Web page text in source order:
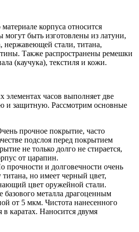
корпуса относится
могут быть изготовлены из латуни,
нержавеющей стали, титана,
Также распространены ремешки
(каучука), текстиля и кожи.
элементах часов выполняет две
и защитную. Рассмотрим основные
прочное покрытие, часто
подслоя перед покрытием
не только долго не стирается,
от царапин.
прочности и долговечности очень
но имеет черный цвет,
цвет оружейной стали.
базового металла драгоценным
от 5 мкм. Чистота нанесенного
в каратах. Наносится двумя